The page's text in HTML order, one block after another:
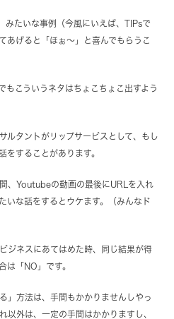
みたいな事例（今風にいえば、TIPsで
あげると「ほぉ～」と喜んでもらうこ
もこういうネタはちょこちょこ出すよう
ルタントがリップサービスとして、もし
をすることがあります。
、Youtubeの動画の最後にURLを入れ
いな話をするとウケます。（みんなド
ジネスにあてはめた時、同じ結果が得
は「NO」です。
」方法は、手間もかかりませんしやっ
以外は、一定の手間はかかりますし、